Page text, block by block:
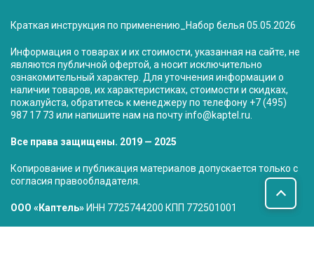
Краткая инструкция по применению_Набор белья 05.05.2026
Информация о товарах и их стоимости, указанная на сайте, не
являются публичной офертой, а носит исключительно
ознакомительный характер. Для уточнения информации о
наличии товаров, их характеристиках, стоимости и скидках,
пожалуйста, обратитесь к менеджеру по телефону +7 (495)
987 17 73 или напишите нам на почтуinfo@kaptel.ru
Все права защищены. 2019 — 2025
Копирование и публикация материалов допускается только с
согласия правообладателя.
ООО «Каптель» ИНН 7725744200 КПП 772501001